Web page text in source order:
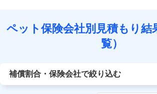
ペット保険会社別見積もり結
覧）
補償割合・保険会社で絞り込む